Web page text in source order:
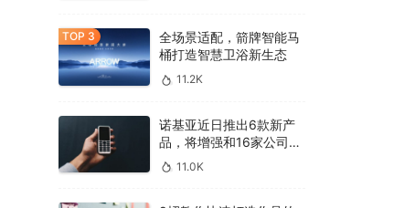
全场景适配，箭牌智能马
桶打造智慧卫浴新生态
11.2K
诺基亚近日推出6款新产
品，将增强和16家公司合
作，VR领域发力明显
11.0K